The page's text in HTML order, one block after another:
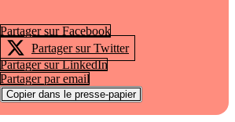
Partager sur Facebook
Partager sur Twitter
Partager sur LinkedIn
Partager par email
Copier dans le presse-papier